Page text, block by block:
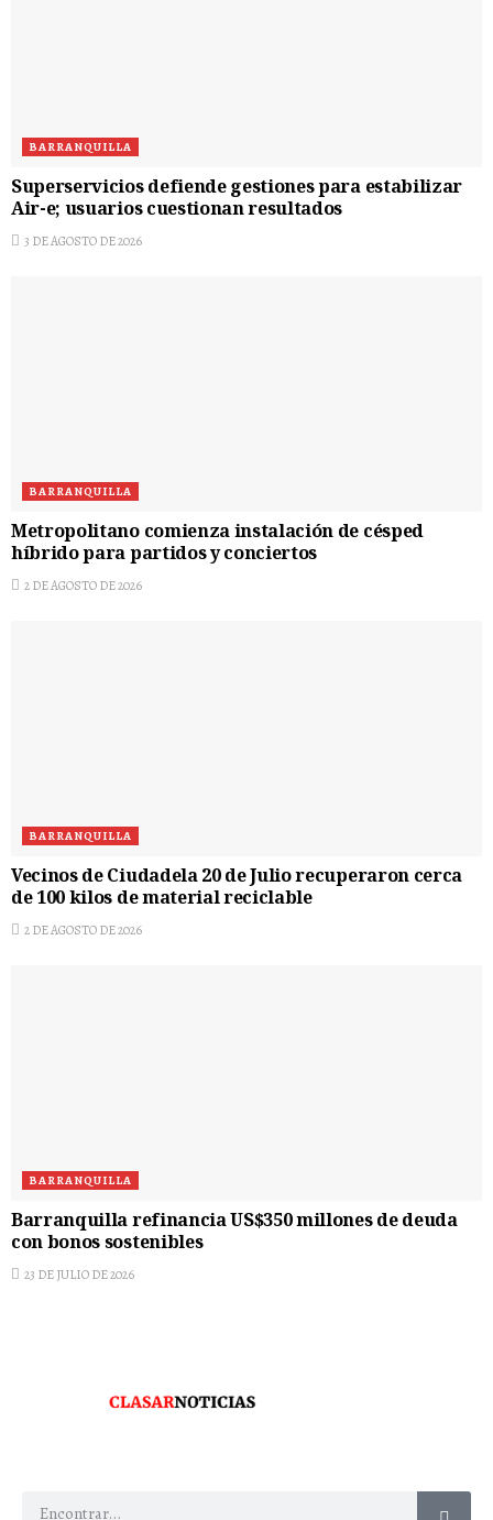
BARRANQUILLA
Superservicios defiende gestiones para estabilizar
Air-e; usuarios cuestionan resultados
3 DE AGOSTO DE 2026
BARRANQUILLA
Metropolitano comienza instalación de césped
híbrido para partidos y conciertos
2 DE AGOSTO DE 2026
BARRANQUILLA
Vecinos de Ciudadela 20 de Julio recuperaron cerca
de 100 kilos de material reciclable
2 DE AGOSTO DE 2026
BARRANQUILLA
Barranquilla refinancia US$350 millones de deuda
con bonos sostenibles
23 DE JULIO DE 2026